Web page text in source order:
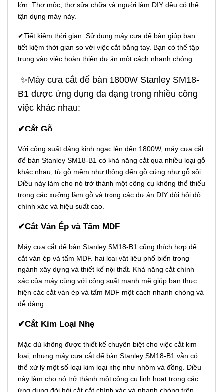
lớn. Thợ mộc, thợ sửa chữa và người làm DIY đều có thể
tận dụng máy này.
✔Tiết kiệm thời gian: Sử dụng máy cưa để bàn giúp bạn
tiết kiệm thời gian so với việc cắt bằng tay. Bạn có thể tập
trung vào việc hoàn thiện dự án một cách nhanh chóng.
✨Máy cưa cắt để bàn 1800W Stanley SM18-
B1 được ứng dụng đa dạng trong nhiều công
việc khác nhau:
✔Cắt Gỗ
Với công suất đáng kinh ngạc lên đến 1800W, máy cưa cắt
để bàn Stanley SM18-B1 có khả năng cắt qua nhiều loại gỗ
khác nhau, từ gỗ mềm như thông đến gỗ cứng như gỗ sồi.
Điều này làm cho nó trở thành một công cụ không thể thiếu
trong các xưởng làm gỗ và trong các dự án DIY đòi hỏi độ
chính xác và hiệu suất cao.
✔Cắt Ván Ép và Tấm MDF
Máy cưa cắt để bàn Stanley SM18-B1 cũng thích hợp để
cắt ván ép và tấm MDF, hai loại vật liệu phổ biến trong
ngành xây dựng và thiết kế nội thất. Khả năng cắt chính
xác của máy cùng với công suất mạnh mẽ giúp bạn thực
hiện các cắt ván ép và tấm MDF một cách nhanh chóng và
dễ dàng.
✔Cắt Kim Loại Nhẹ
Mặc dù không được thiết kế chuyên biệt cho việc cắt kim
loại, nhưng máy cưa cắt để bàn Stanley SM18-B1 vẫn có
thể xử lý một số loại kim loại nhẹ như nhôm và đồng. Điều
này làm cho nó trở thành một công cụ linh hoạt trong các
ứng dụng đòi hỏi cắt cắt chính xác và nhanh chóng trên